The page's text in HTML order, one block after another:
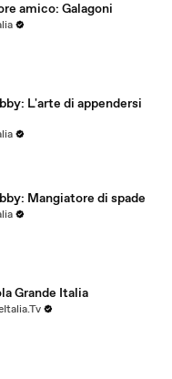
amico: Galagoni
L'arte di appendersi
Mangiatore di spade
Grande Italia